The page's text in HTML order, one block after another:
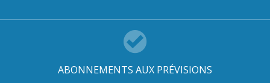
ABONNEMENTS AUX PRÉVISIONS